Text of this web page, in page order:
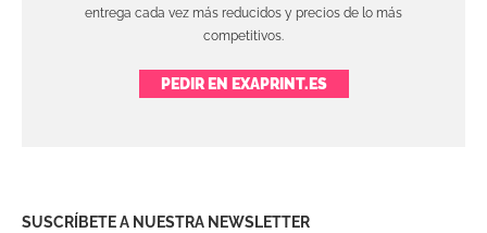
entrega cada vez más reducidos y precios de lo más
competitivos.
PEDIR EN EXAPRINT.ES
SUSCRÍBETE A NUESTRA NEWSLETTER